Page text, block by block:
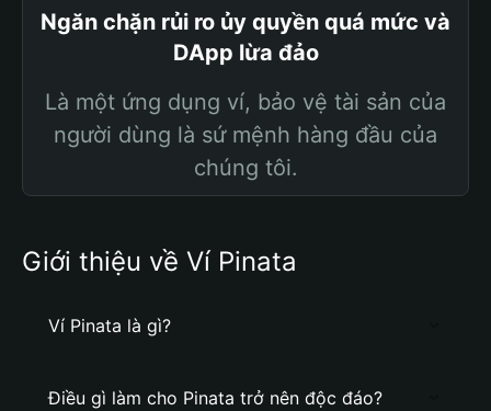
Ngăn chặn rủi ro ủy quyền quá mức và
DApp lừa đảo
Là một ứng dụng ví, bảo vệ tài sản của
người dùng là sứ mệnh hàng đầu của
chúng tôi.
Giới thiệu về Ví Pinata
Ví Pinata là gì?
Điều gì làm cho Pinata trở nên độc đáo?